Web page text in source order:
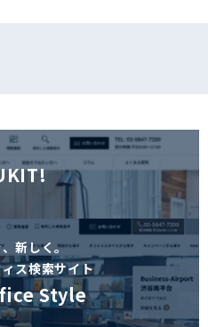
新しく。
ス検索サイト
Style